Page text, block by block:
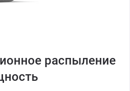
распыление